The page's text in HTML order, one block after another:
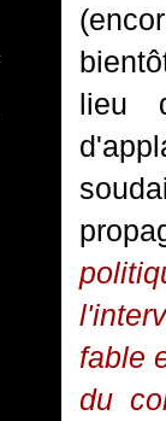
lieu
fable
du